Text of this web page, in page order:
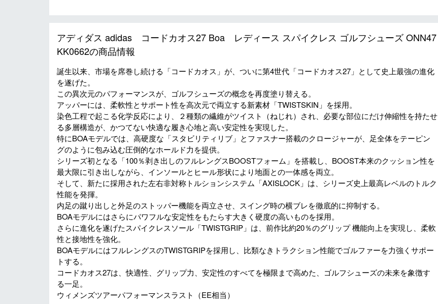
アディダス adidas コードカオス27 Boa レディース スパイクレス ゴルフシューズ ONN47
KK0662の商品情報
誕生以来、市場を席巻し続ける「コードカオス」が、ついに第4世代「コードカオス27」として史上最強の進化
を遂げた。
この異次元のパフォーマンスが、ゴルフシューズの概念を再度塗り替える。
アッパーには、柔軟性とサポート性を高次元で両立する新素材「TWISTSKIN」を採用。
染色工程で起こる化学反応により、２種類の繊維がツイスト（ねじれ）され、必要な部位にだけ伸縮性を持たせ
る多層構造が、かつてない快適な履き心地と高い安定性を実現した。
特にBOAモデルでは、高硬度な「スタビリティリブ」とファスナー搭載のクロージャーが、足全体をテーピン
グのように包み込む圧倒的なホールド力を提供。
シリーズ初となる「100％剥き出しのフルレングスBOOSTフォーム」を搭載し、BOOST本来のクッション性を
最大限に引き出しながら、インソールとヒール形状により地面との一体感を両立。
そして、新たに採用された左右非対称トルションシステム「AXISLOCK」は、シリーズ史上最高レベルのトルク
性能を発揮。
内足の蹴り出しと外足のストッパー機能を両立させ、スイング時の横ブレを徹底的に抑制する。
BOAモデルにはさらにパワフルな安定性をもたらす大きく硬度の高いものを採用。
さらに進化を遂げたスパイクレスソール「TWISTGRIP」は、前作比約20％のグリップ 機能向上を実現し、柔軟
性と接地性を強化。
BOAモデルにはフルレングスのTWISTGRIPを採用し、比類なきトラクション性能でゴルファーを力強くサポー
トする。
コードカオス27は、快適性、グリップ力、安定性のすべてを極限まで高めた、ゴルフシューズの未来を象徴す
る一足。
ウィメンズツアーパフォーマンスラスト（EE相当）